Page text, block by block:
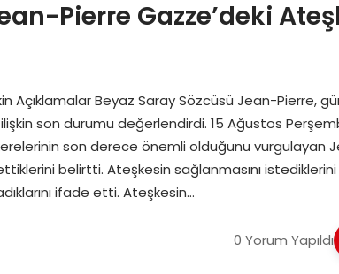
Pierre Gazze’deki
Açıklamalar Beyaz Saray Sözcüsü Jean-Pierre,
son durumu değerlendirdi. 15 Ağustos
son derece önemli olduğunu vurgulayan
belirtti. Ateşkesin sağlanmasını
ifade etti. Ateşkesin…
0 Yorum Yapıldı